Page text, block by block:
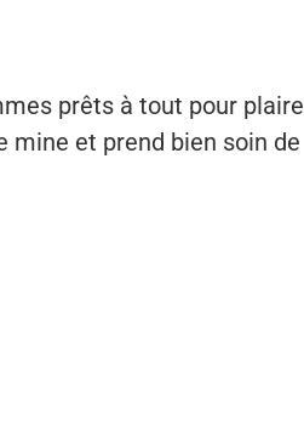
prêts à tout pour plaire
mine et prend bien soin de